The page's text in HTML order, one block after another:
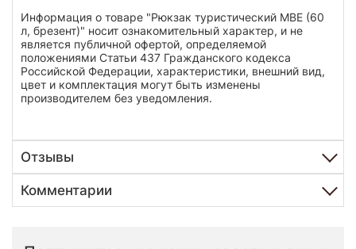
Информация о товаре "Рюкзак туристический МВЕ (60
л, брезент)" носит ознакомительный характер, и не
является публичной офертой, определяемой
положениями Статьи 437 Гражданского кодекса
Российской Федерации, характеристики, внешний вид,
цвет и комплектация могут быть изменены
производителем без уведомления.
Отзывы
Комментарии